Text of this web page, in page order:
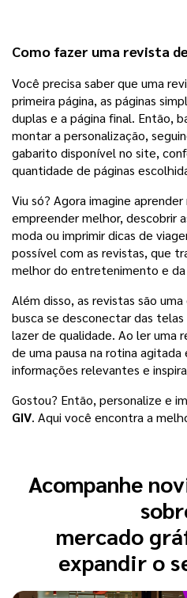
Como fazer uma revista
Você precisa saber que uma
primeira página, as páginas
duplas e a página final. Então,
montar a personalização,
gabarito disponível no site,
quantidade de páginas
Viu só? Agora imagine
empreender melhor, descobrir
moda ou imprimir dicas de
possível com as revistas, que
melhor do entretenimento e da
Além disso, as revistas são
busca se desconectar das
lazer de qualidade. Ao ler uma
de uma pausa na rotina
informações relevantes e
Gostou? Então, personalize e
GIV. Aqui você encontra a
Acompanhe
mercado
expandir o